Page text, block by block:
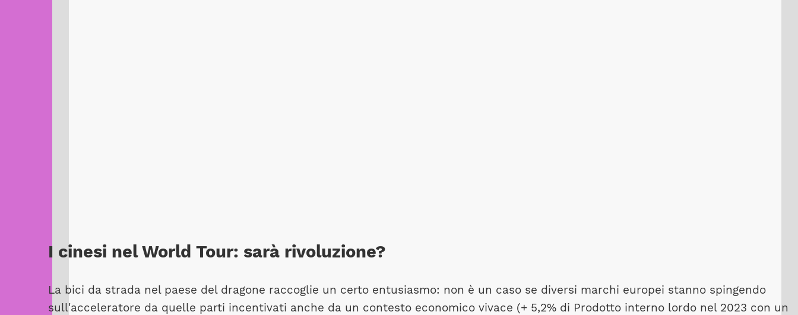
I cinesi nel World Tour: sarà rivoluzione?
La bici da strada nel paese del dragone raccoglie un certo entusiasmo: non è un caso se diversi marchi europei stanno spingendo
sull'acceleratore da quelle parti incentivati anche da un contesto economico vivace (+ 5,2% di Prodotto interno lordo nel 2023 con un